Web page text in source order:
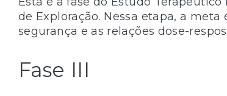
de Exploração. Nessa etapa, a
segurança e as relações dose-
Fase III